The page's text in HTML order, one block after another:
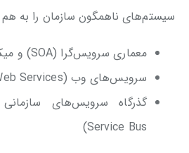
سیستم‌های ناهمگون سازمان‌ را به
معماری سرویس‌گرا (SOA) و میکروسرویس‌ها
سرویس‌های وب (Web Services) و API های استاندارد
Service Bus)